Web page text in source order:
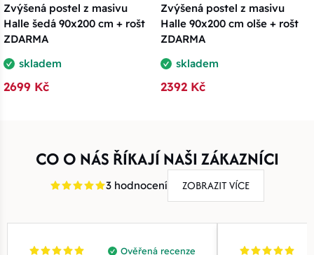
Zvýšená postel z masivu
Halle šedá 90x200 cm + rošt
ZDARMA
skladem
2699 Kč
Zvýšená postel z masivu
Halle 90x200 cm olše + rošt
ZDARMA
skladem
2392 Kč
CO O NÁS ŘÍKAJÍ NAŠI ZÁKAZNÍCI
3 hodnocení ZOBRAZIT VÍCE
Ověřená recenze